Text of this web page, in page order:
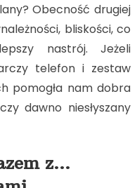
Obecność drugiej
bliskości, co
nastrój. Jeżeli
telefon i zestaw
pomogła nam dobra
dawno niesłyszany
z…